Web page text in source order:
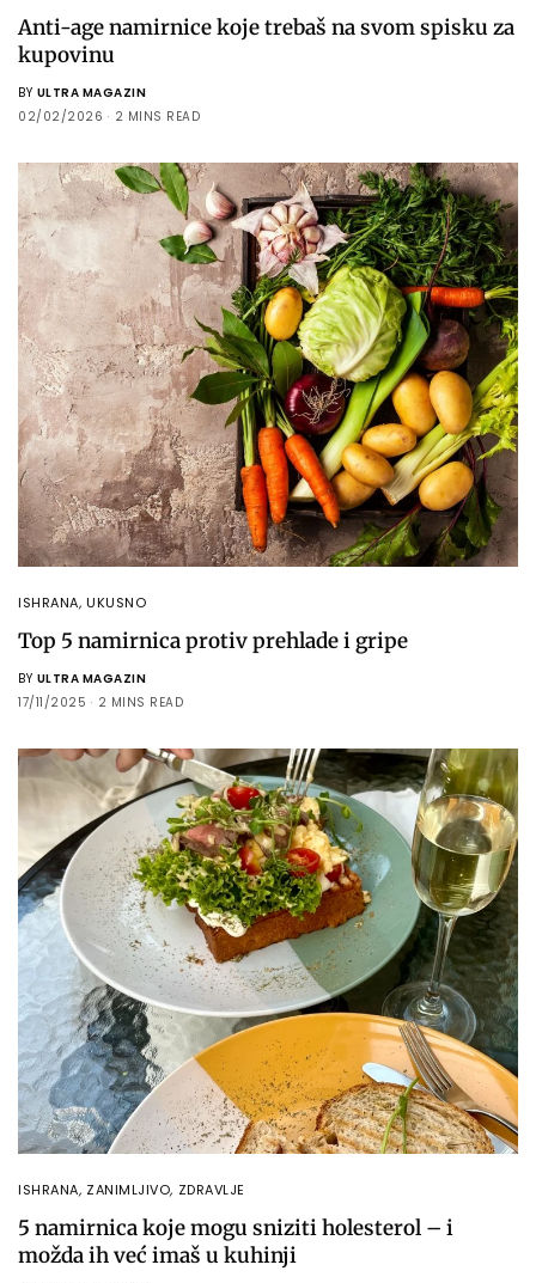
Anti-age namirnice koje trebaš na svom spisku za
kupovinu
BY ULTRA MAGAZIN
02/02/2026
2 MINS READ
ISHRANA, UKUSNO
Top 5 namirnica protiv prehlade i gripe
BY ULTRA MAGAZIN
17/11/2025
2 MINS READ
ISHRANA, ZANIMLJIVO, ZDRAVLJE
5 namirnica koje mogu sniziti holesterol – i
možda ih već imaš u kuhinji